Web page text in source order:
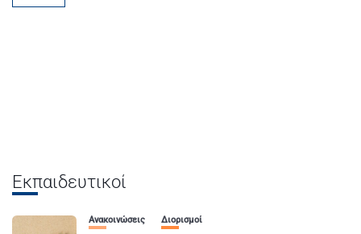
Εκπαιδευτικοί
Ανακοινώσεις Διορισμοί